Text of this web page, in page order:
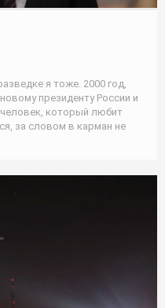
я тоже. 2000 год,
президенту России и
который любит
за словом в карман не